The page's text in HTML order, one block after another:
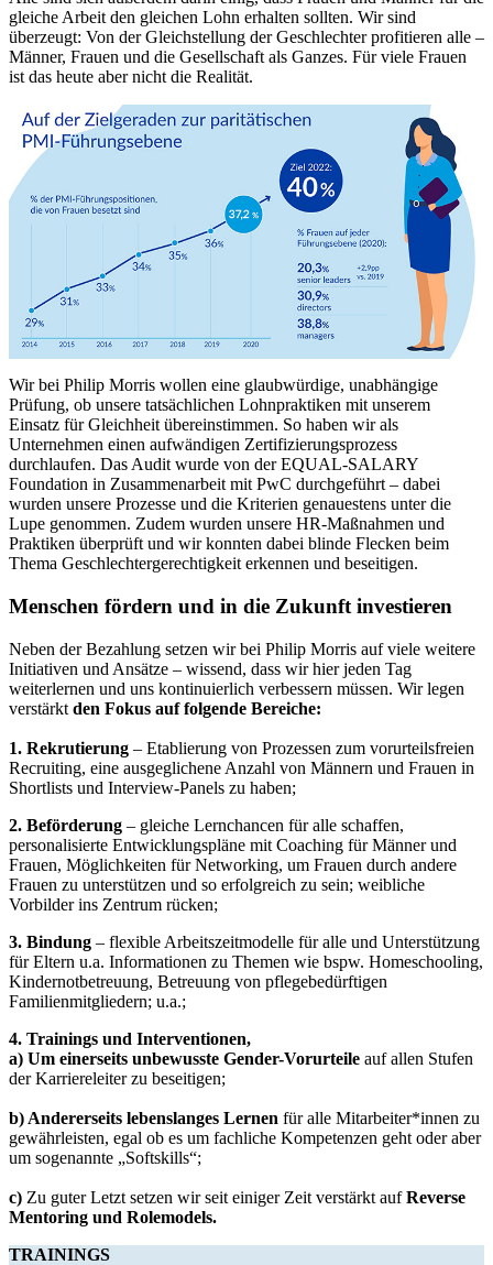
gleiche Arbeit den gleichen Lohn erhalten sollten. Wir sind
überzeugt: Von der Gleichstellung der Geschlechter profitieren alle –
Männer, Frauen und die Gesellschaft als Ganzes. Für viele Frauen
ist das heute aber nicht die Realität.
Wir bei Philip Morris wollen eine glaubwürdige, unabhängige
Prüfung, ob unsere tatsächlichen Lohnpraktiken mit unserem
Einsatz für Gleichheit übereinstimmen. So haben wir als
Unternehmen einen aufwändigen Zertifizierungsprozess
durchlaufen. Das Audit wurde von der EQUAL-SALARY
Foundation in Zusammenarbeit mit PwC durchgeführt – dabei
wurden unsere Prozesse und die Kriterien genauestens unter die
Lupe genommen. Zudem wurden unsere HR-Maßnahmen und
Praktiken überprüft und wir konnten dabei blinde Flecken beim
Thema Geschlechtergerechtigkeit erkennen und beseitigen.
Menschen fördern und in die Zukunft investieren
Neben der Bezahlung setzen wir bei Philip Morris auf viele weitere
Initiativen und Ansätze – wissend, dass wir hier jeden Tag
weiterlernen und uns kontinuierlich verbessern müssen. Wir legen
verstärkt den Fokus auf folgende Bereiche:
1. Rekrutierung – Etablierung von Prozessen zum vorurteilsfreien
Recruiting, eine ausgeglichene Anzahl von Männern und Frauen in
Shortlists und Interview-Panels zu haben;
2. Beförderung – gleiche Lernchancen für alle schaffen,
personalisierte Entwicklungspläne mit Coaching für Männer und
Frauen, Möglichkeiten für Networking, um Frauen durch andere
Frauen zu unterstützen und so erfolgreich zu sein; weibliche
Vorbilder ins Zentrum rücken;
3. Bindung – flexible Arbeitszeitmodelle für alle und Unterstützung
für Eltern u.a. Informationen zu Themen wie bspw. Homeschooling,
Kindernotbetreuung, Betreuung von pflegebedürftigen
Familienmitgliedern; u.a.;
4. Trainings und Interventionen,
a) Um einerseits unbewusste Gender-Vorurteile auf allen Stufen
der Karriereleiter zu beseitigen;
b) Andererseits lebenslanges Lernen für alle Mitarbeiter*innen zu
gewährleisten, egal ob es um fachliche Kompetenzen geht oder aber
um sogenannte „Softskills“;
c) Zu guter Letzt setzen wir seit einiger Zeit verstärkt aufReverse
Mentoring und Rolemodels.
TRAININGS